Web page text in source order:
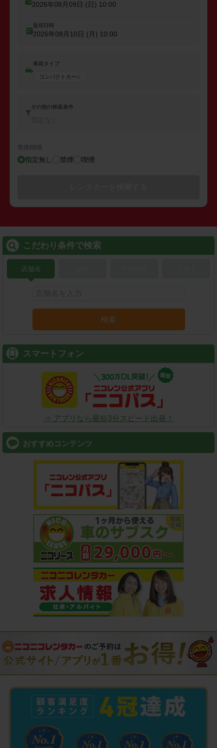
2026年08月09日 (日) 10:00
返却日時
2026年08月10日 (月) 10:00
車両タイプ
コンパクトカー
その他の検索条件
禁煙/喫煙
指定無し 禁煙 喫煙
こだわり条件で検索
店舗名
検索
スマートフォン
⇒ アプリなら最短3分スピード出発！
おすすめコンテンツ